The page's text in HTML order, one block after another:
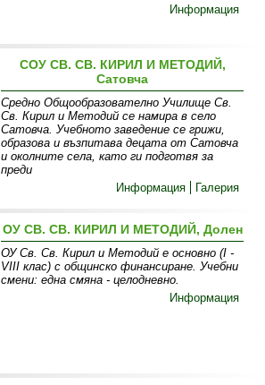
Информация
СОУ СВ. СВ. КИРИЛ И МЕТОДИЙ,
Сатовча
Средно Общообразователно Училище Св.
Св. Кирил и Методий се намира в село
Сатовча. Учебното заведение се грижи,
образова и възпитава децата от Сатовча
и околните села, като ги подготвя за
преди
Информация
Галерия
ОУ СВ. СВ. КИРИЛ И МЕТОДИЙ, Долен
ОУ Св. Св. Кирил и Методий е основно (І -
VІІІ клас) с общинско финансиране. Учебни
смени: една смяна - целодневно.
Информация